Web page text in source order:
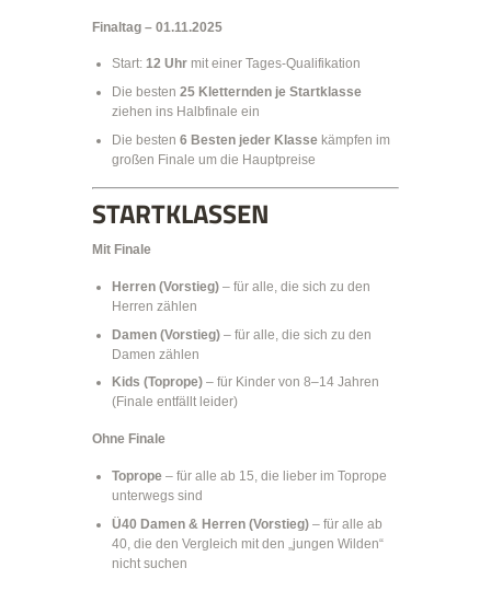
Finaltag – 01.11.2025
Start: 12 Uhr mit einer Tages-Qualifikation
Die besten 25 Kletternden je Startklasse
ziehen ins Halbfinale ein
Die besten 6 Besten jeder Klasse kämpfen im
großen Finale um die Hauptpreise
STARTKLASSEN
Mit Finale
Herren (Vorstieg) – für alle, die sich zu den
Herren zählen
Damen (Vorstieg) – für alle, die sich zu den
Damen zählen
Kids (Toprope) – für Kinder von 8–14 Jahren
(Finale entfällt leider)
Ohne Finale
Toprope – für alle ab 15, die lieber im Toprope
unterwegs sind
Ü40 Damen & Herren (Vorstieg) – für alle ab
40, die den Vergleich mit den „jungen Wilden“
nicht suchen